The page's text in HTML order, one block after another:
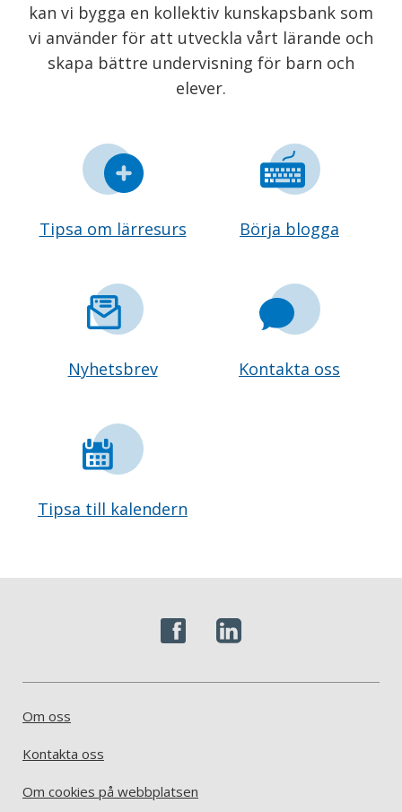
kan vi bygga en kollektiv kunskapsbank som
vi använder för att utveckla vårt lärande och
skapa bättre undervisning för barn och
elever.
Tipsa om lärresurs Börja blogga
Nyhetsbrev Kontakta oss
Tipsa till kalendern
Om oss
Kontakta oss
Om cookies på webbplatsen